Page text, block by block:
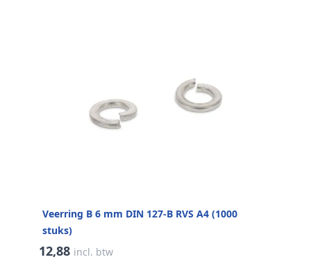
Veerring B 6 mm DIN 127-B RVS A4 (1000
stuks)
12,88 incl. btw